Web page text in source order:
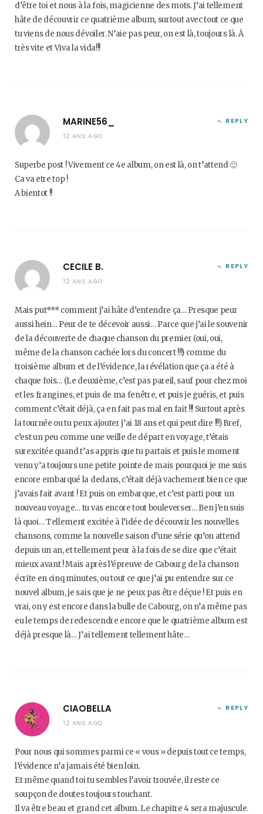
d’être toi et nous à la fois, magicienne des mots. J’ai tellement
hâte de découvrir ce quatrième album, surtout avec tout ce que
tu viens de nous dévoiler. N’aie pas peur, on est là, toujours là. À
très vite et Viva la vida!!!
MARINE56_
12 ANS AGO
REPLY
Superbe post ! Vivement ce 4e album, on est là, on t’attend 🙂
Ca va etre top !
A bientot !!
CECILE B.
12 ANS AGO
REPLY
Mais put*** comment j’ai hâte d’entendre ça… Presque peur
aussi hein… Peur de te décevoir aussi… Parce que j’ai le souvenir
de la découverte de chaque chanson du premier (oui, oui,
même de la chanson cachée lors du concert !!!) comme du
troisième album et de l’évidence, la révélation que ça a été à
chaque fois… (Le deuxième, c’est pas pareil, sauf pour chez moi
et les frangines, et puis de ma fenêtre, et puis je guéris, et puis
comment c’était déjà, ça en fait pas mal en fait !!! Surtout après
la tournée ou tu peux ajouter j’ai 18 ans et qui peut dire !!!) Bref,
c’est un peu comme une veille de départ en voyage, t’étais
surexcitée quand t’as appris que tu partais et puis le moment
venu y’a toujours une petite pointe de mais pourquoi je me suis
encore embarqué la dedans, c’était déjà vachement bien ce que
j’avais fait avant ! Et puis on embarque, et c’est parti pour un
nouveau voyage… tu vas encore tout bouleverser… Ben j’en suis
là quoi… Tellement excitée à l’idée de découvrir les nouvelles
chansons, comme la nouvelle saison d’une série qu’on attend
depuis un an, et tellement peur à la fois de se dire que c’était
mieux avant ! Mais après l’épreuve de Cabourg de la chanson
écrite en cinq minutes, ou tout ce que j’ai pu entendre sur ce
nouvel album, je sais que je ne peux pas être déçue ! Et puis en
vrai, on y est encore dans la bulle de Cabourg, on n’a même pas
eu le temps de redescendre encore que le quatrième album est
déjà presque là… J’ai tellement tellement hâte…
CIAOBELLA
12 ANS AGO
REPLY
Pour nous qui sommes parmi ce « vous » depuis tout ce temps,
l’évidence n’a jamais été bien loin.
Et même quand toi tu sembles l’avoir trouvée, il reste ce
soupçon de doutes toujours touchant.
Il va être beau et grand cet album. Le chapitre 4 sera majuscule.